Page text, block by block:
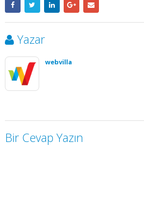
Yazar
webvilla
Bir Cevap Yazın